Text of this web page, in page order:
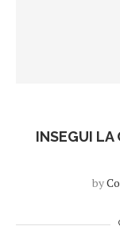
INSEGUI LA
by